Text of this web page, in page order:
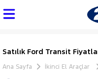
Satılık Ford Transit
Ana Sayfa İkinci El Araçlar